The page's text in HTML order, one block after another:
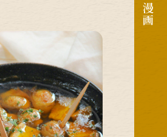
漫画